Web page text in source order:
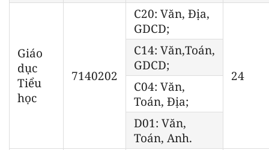
Giáo
dục
Tiểu
học
7140202
C20: Văn, Địa,
GDCD;
24
C14: Văn,Toán,
GDCD;
C04: Văn,
Toán, Địa;
D01: Văn,
Toán, Anh.